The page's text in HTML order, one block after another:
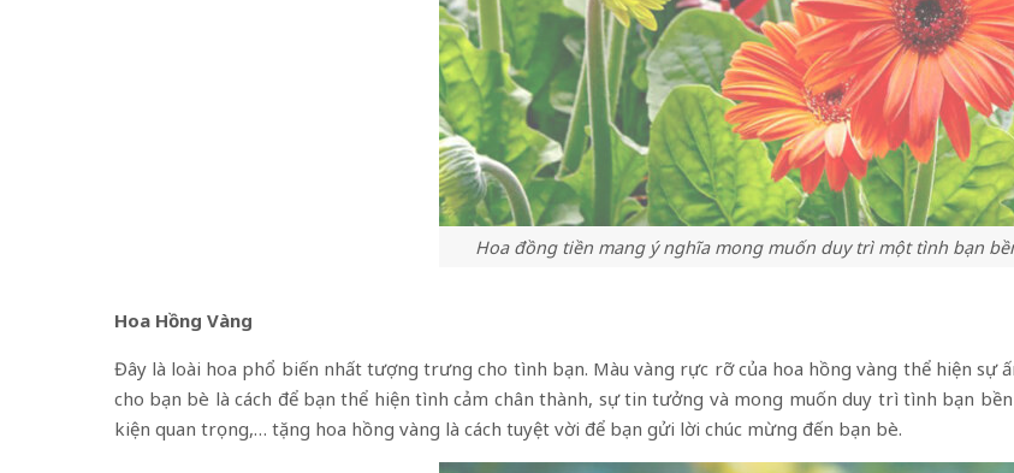
Hoa đồng tiền mang ý nghĩa mong muốn duy trì một tình bạn
Hoa Hồng Vàng
Đây là loài hoa phổ biến nhất tượng trưng cho tình bạn. Màu vàng rực rỡ của hoa hồng vàng thể hiện sự
cho bạn bè là cách để bạn thể hiện tình cảm chân thành, sự tin tưởng và mong muốn duy trì tình bạn
kiện quan trọng,… tặng hoa hồng vàng là cách tuyệt vời để bạn gửi lời chúc mừng đến bạn bè.